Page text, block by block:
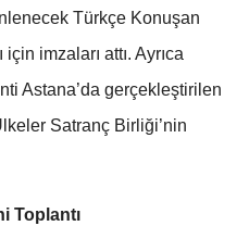
Türkçe Konuşan
imzaları attı. Ayrıca
Astana’da gerçekleştirilen
Satranç Birliği’nin
Toplantı